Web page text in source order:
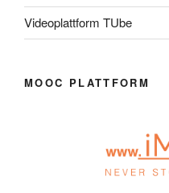
Videoplattform TUbe
MOOC PLATTFORM